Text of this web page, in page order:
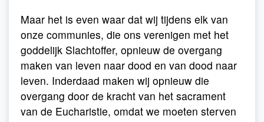
Maar het is even waar dat wij tijdens elk van
onze communies, die ons verenigen met het
goddelijk Slachtoffer, opnieuw de overgang
maken van leven naar dood en van dood naar
leven. Inderdaad maken wij opnieuw die
overgang door de kracht van het sacrament
van de Eucharistie, omdat we moeten sterven